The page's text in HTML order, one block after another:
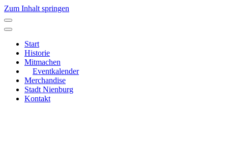
Zum Inhalt springen
Hauptnavigation
Start
Historie
Mitmachen
Eventkalender
Merchandise
Stadt Nienburg
Kontakt